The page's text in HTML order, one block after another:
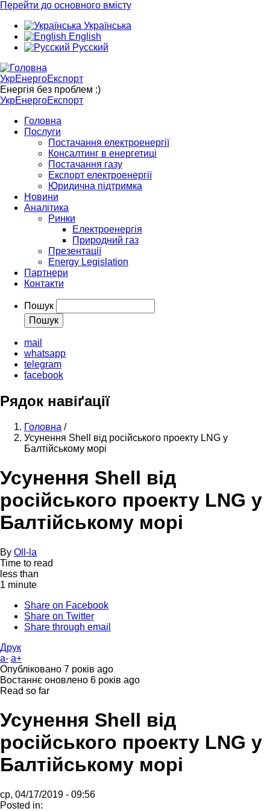
Перейти до основного вмісту
Українська
English
Русский
УкрЕнергоЕкспорт
Енергія без проблем :)
УкрЕнергоЕкспорт
Головна
Послуги
Постачання електроенергії
Консалтинг в енергетиці
Постачання газу
Експорт електроенергії
Юридична підтримка
Новини
Аналітика
Ринки
Електроенергія
Природний газ
Презентації
Energy Legislation
Партнери
Контакти
Пошук
mail
whatsapp
telegram
facebook
Рядок навіґації
Головна /
Усунення Shell від російського проекту LNG у
Балтійському морі
Усунення Shell від
російського проекту LNG у
Балтійському морі
By Oll-la
Time to read
less than
1 minute
Share on Facebook
Share on Twitter
Share through email
Друк
a- a+
Опубліковано 7 років ago
Востаннє оновлено 6 років ago
Read so far
Усунення Shell від
російського проекту LNG у
Балтійському морі
ср, 04/17/2019 - 09:56
Posted in: